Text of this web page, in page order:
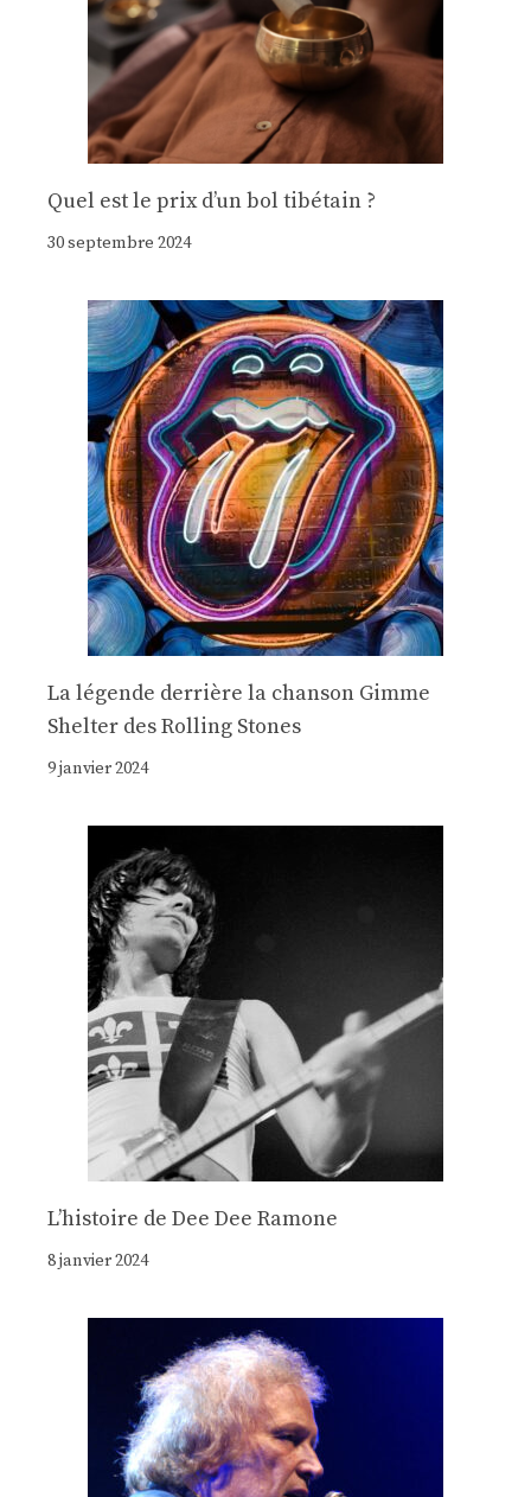
Quel est le prix d’un bol tibétain ?
30 septembre 2024
La légende derrière la chanson Gimme
Shelter des Rolling Stones
9 janvier 2024
Lʼhistoire de Dee Dee Ramone
8 janvier 2024